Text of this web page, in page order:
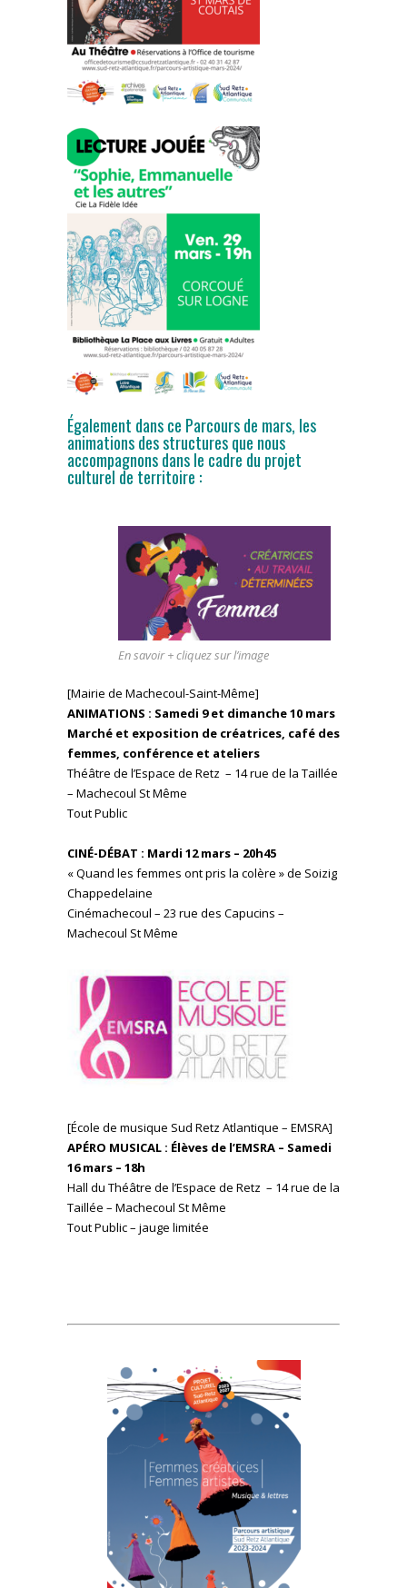
Également dans ce Parcours de mars, les
animations des structures que nous
accompagnons dans le cadre du projet
culturel de territoire :
En savoir + cliquez sur l’image
[Mairie de Machecoul-Saint-Même]
ANIMATIONS : Samedi 9 et dimanche 10 mars
Marché et exposition de créatrices, café des
femmes, conférence et ateliers
Théâtre de l’Espace de Retz – 14 rue de la Taillée
– Machecoul St Même
Tout Public
CINÉ-DÉBAT : Mardi 12 mars – 20h45
« Quand les femmes ont pris la colère » de Soizig
Chappedelaine
Cinémachecoul – 23 rue des Capucins –
Machecoul St Même
[École de musique Sud Retz Atlantique – EMSRA]
APÉRO MUSICAL : Élèves de l’EMSRA – Samedi
16 mars – 18h
Hall du Théâtre de l’Espace de Retz – 14 rue de la
Taillée – Machecoul St Même
Tout Public – jauge limitée